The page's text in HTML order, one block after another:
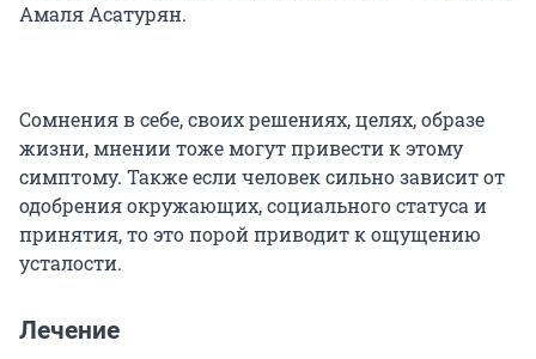
Амаля Асатурян.
Сомнения в себе, своих решениях, целях, образе
жизни, мнении тоже могут привести к этому
симптому. Также если человек сильно зависит от
одобрения окружающих, социального статуса и
принятия, то это порой приводит к ощущению
усталости.
Лечение